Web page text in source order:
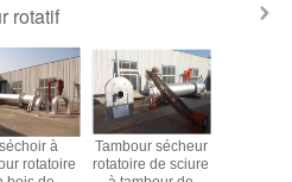
rotatif
à
rotatoire
Tambour sécheur
rotatoire de sciure